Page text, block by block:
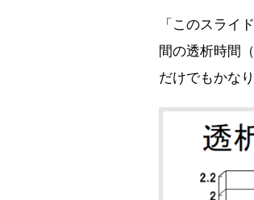
「このスライ
間の透析時間
だけでもかな